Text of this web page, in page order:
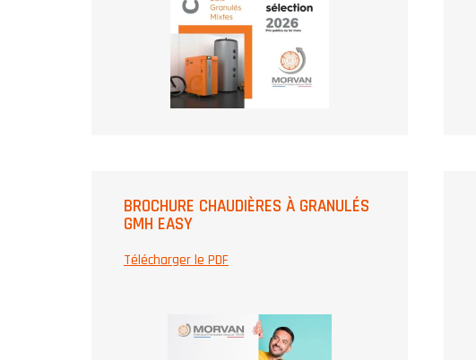
BROCHURE CHAUDIÈRES À GRANULÉS
GMH EASY
Télécharger le PDF